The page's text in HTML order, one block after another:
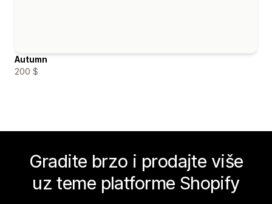
Autumn
200 $
Gradite brzo i prodajte više
uz teme platforme Shopify